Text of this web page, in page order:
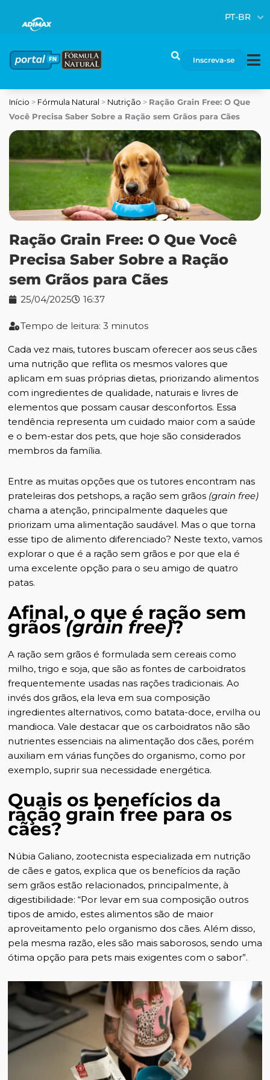
conteúdo
PT-BR
Inscreva-se
Pesquisar
Início > Fórmula Natural > Nutrição > Ração Grain Free: O Que
Você Precisa Saber Sobre a Ração sem Grãos para Cães
Ração Grain Free: O Que Você
Precisa Saber Sobre a Ração
sem Grãos para Cães
25/04/2025 16:37
Tempo de leitura: 3 minutos
Cada vez mais, tutores buscam oferecer aos seus cães
uma nutrição que reflita os mesmos valores que
aplicam em suas próprias dietas, priorizando alimentos
com ingredientes de qualidade, naturais e livres de
elementos que possam causar desconfortos. Essa
tendência representa um cuidado maior com a saúde
e o bem-estar dos pets, que hoje são considerados
membros da família.
Entre as muitas opções que os tutores encontram nas
prateleiras dos petshops, a ração sem grãos (grain free)
chama a atenção, principalmente daqueles que
priorizam uma alimentação saudável. Mas o que torna
esse tipo de alimento diferenciado? Neste texto, vamos
explorar o que é a ração sem grãos e por que ela é
uma excelente opção para o seu amigo de quatro
patas.
Afinal, o que é ração sem
grãos(grain free)?
A ração sem grãos é formulada sem cereais como
milho, trigo e soja, que são as fontes de carboidratos
frequentemente usadas nas rações tradicionais. Ao
invés dos grãos, ela leva em sua composição
ingredientes alternativos, como batata-doce, ervilha ou
mandioca. Vale destacar que os carboidratos não são
nutrientes essenciais na alimentação dos cães, porém
auxiliam em várias funções do organismo, como por
exemplo, suprir sua necessidade energética.
Quais os benefícios da
ração grain free para os
cães?
Núbia Galiano, zootecnista especializada em nutrição
de cães e gatos, explica que os benefícios da ração
sem grãos estão relacionados, principalmente, à
digestibilidade: “Por levar em sua composição outros
tipos de amido, estes alimentos são de maior
aproveitamento pelo organismo dos cães. Além disso,
pela mesma razão, eles são mais saborosos, sendo uma
ótima opção para pets mais exigentes com o sabor”.